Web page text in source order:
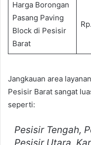
Harga Borongan
Pasang Paving
Block di Pesisir
Barat
Jangkauan area
Pesisir Barat sangat
seperti:
Pesisir Tengah,